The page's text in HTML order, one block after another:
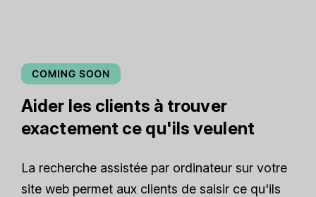
Aider les clients à trouver
exactement ce qu'ils veulent
La recherche assistée par ordinateur sur votre
site web permet aux clients de saisir ce qu'ils